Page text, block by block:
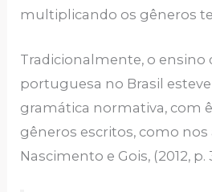
multiplicando os gêneros
Tradicionalmente, o ensino
portuguesa no Brasil
gramática normativa, com
gêneros escritos, como nos
Nascimento e Gois, (2012, p.